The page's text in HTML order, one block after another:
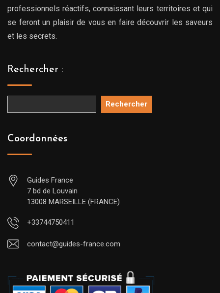
professionnels réactifs, connaissant leurs territoires et qui
se feront un plaisir de vous en faire découvrir les saveurs
et les secrets.
Rechercher :
Rechercher
Coordonnées
Guides France
7 bd de Louvain
13008 MARSEILLE (FRANCE)
+33744750411
contact@guides-france.com